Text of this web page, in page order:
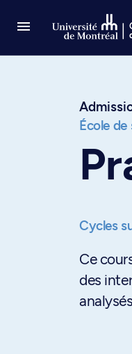
École
Cycles
Ce
des